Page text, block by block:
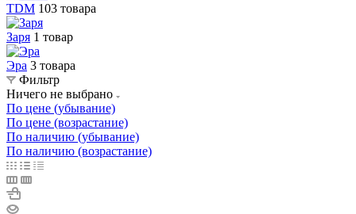
TDM 103 товара
Заря 1 товар
Эра 3 товара
Фильтр
Ничего не выбрано
По цене (убывание)
По цене (возрастание)
По наличию (убывание)
По наличию (возрастание)